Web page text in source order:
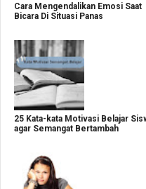
Cara Mengendalikan Emosi Saat
Bicara Di Situasi Panas
25 Kata-kata Motivasi Belajar
agar Semangat Bertambah